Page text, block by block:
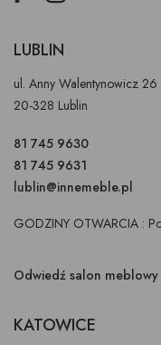
LUBLIN
ul. Anny Walentynowicz 26
20-328 Lublin
81 745 9630
81 745 9631
lublin@innemeble.pl
GODZINY OTWARCIA :
Odwiedź salon
KATOWICE